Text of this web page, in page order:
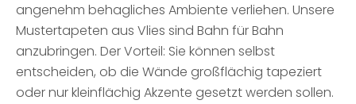
angenehm behagliches Ambiente verliehen. Unsere
Mustertapeten aus Vlies sind Bahn für Bahn
anzubringen. Der Vorteil: Sie können selbst
entscheiden, ob die Wände großflächig tapeziert
oder nur kleinflächig Akzente gesetzt werden sollen.